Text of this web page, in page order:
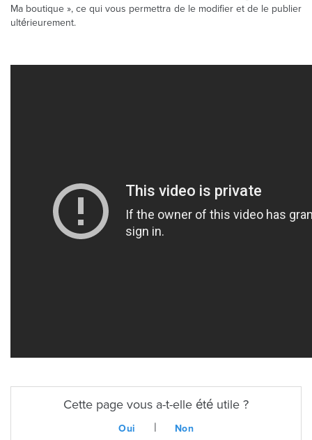
Ma boutique », ce qui vous permettra de le modifier et de le publier
ultérieurement.
Cette page vous a-t-elle été utile ?
Oui | Non